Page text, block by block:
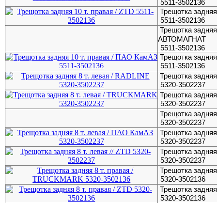
5511-3502136
Трещотка
5511-3502136
Трещотка
АВТОМАГНАТ
5511-3502136
Трещотка
5511-3502136
Трещотка
5320-3502237
Трещотка
5320-3502237
Трещотка
5320-3502237
Трещотка
5320-3502237
Трещотка
5320-3502237
Трещотка
5320-3502136
Трещотка
5320-3502136